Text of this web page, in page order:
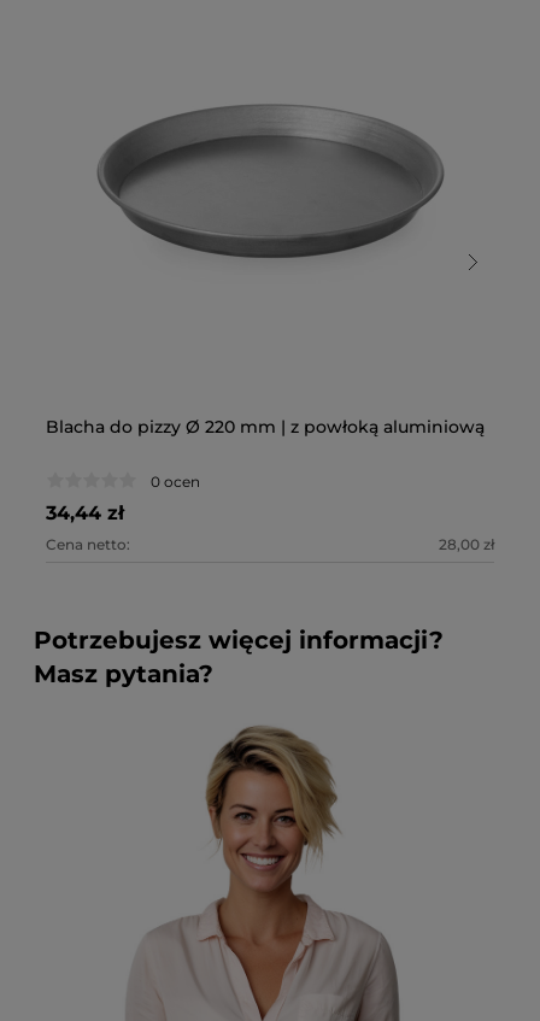
Blacha do pizzy Ø 220 mm | z powłoką aluminiową
0 ocen
34,44 zł
Cena netto: 28,00 zł
Potrzebujesz więcej informacji?
Masz pytania?